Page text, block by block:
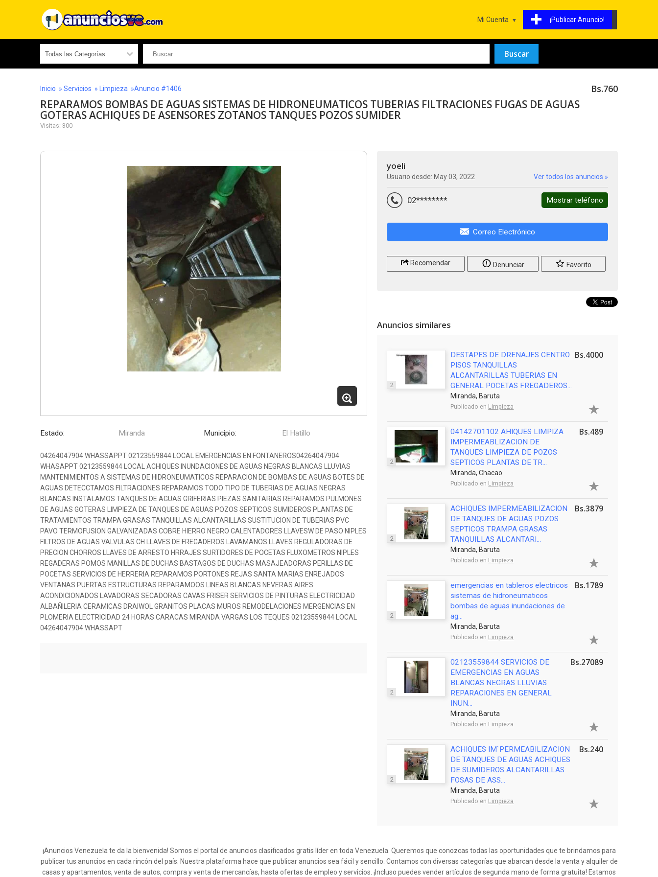
¡Publicar Anuncio!
Mi Cuenta
Inicio » Servicios » Limpieza »Anuncio #1406 Bs.760
REPARAMOS BOMBAS DE AGUAS SISTEMAS DE HIDRONEUMATICOS TUBERIAS FILTRACIONES FUGAS DE AGUAS
GOTERAS ACHIQUES DE ASENSORES ZOTANOS TANQUES POZOS SUMIDER
Visitas: 300
Estado: Miranda Municipio: El Hatillo
04264047904 WHASSAPPT 02123559844 LOCAL EMERGENCIAS EN FONTANEROS04264047904
WHASAPPT 02123559844 LOCAL ACHIQUES INUNDACIONES DE AGUAS NEGRAS BLANCAS LLUVIAS
MANTENIMIENTOS A SISTEMAS DE HIDRONEUMATICOS REPARACION DE BOMBAS DE AGUAS BOTES DE
AGUAS DETECCTAMOS FILTRACIONES REPARAMOS TODO TIPO DE TUBERIAS DE AGUAS NEGRAS
BLANCAS INSTALAMOS TANQUES DE AGUAS GRIFERIAS PIEZAS SANITARIAS REPARAMOS PULMONES
DE AGUAS GOTERAS LIMPIEZA DE TANQUES DE AGUAS POZOS SEPTICOS SUMIDEROS PLANTAS DE
TRATAMIENTOS TRAMPA GRASAS TANQUILLAS ALCANTARILLAS SUSTITUCION DE TUBERIAS PVC
PAVO TERMOFUSION GALVANIZADAS COBRE HIERRO NEGRO CALENTADORES LLAVESW DE PASO NIPLES
FILTROS DE AGUAS VALVULAS CH LLAVES DE FREGADEROS LAVAMANOS LLAVES REGULADORAS DE
PRECION CHORROS LLAVES DE ARRESTO HRRAJES SURTIDORES DE POCETAS FLUXOMETROS NIPLES
REGADERAS POMOS MANILLAS DE DUCHAS BASTAGOS DE DUCHAS MASAJEADORAS PERILLAS DE
POCETAS SERVICIOS DE HERRERIA REPARAMOS PORTONES REJAS SANTA MARIAS ENREJADOS
VENTANAS PUERTAS ESTRUCTURAS REPARAMOOS LINEAS BLANCAS NEVERAS AIRES
ACONDICIONADOS LAVADORAS SECADORAS CAVAS FRISER SERVICIOS DE PINTURAS ELECTRICIDAD
ALBAÑILERIA CERAMICAS DRAIWOL GRANITOS PLACAS MUROS REMODELACIONES MERGENCIAS EN
PLOMERIA ELECTRICIDAD 24 HORAS CARACAS MIRANDA VARGAS LOS TEQUES 02123559844 LOCAL
04264047904 WHASSAPT
yoeli
Usuario desde: May 03, 2022 Ver todos los anuncios »
02******** Mostrar teléfono
Correo Electrónico
Recomendar Denunciar Favorito
Anuncios similares
2
DESTAPES DE DRENAJES CENTRO
PISOS TANQUILLAS
ALCANTARILLAS TUBERIAS EN
GENERAL POCETAS FREGADEROS...
Miranda, Baruta
Publicado en Limpieza
Bs.4000
2
04142701102 AHIQUES LIMPIZA
IMPERMEABLIZACION DE
TANQUES LIMPIEZA DE POZOS
SEPTICOS PLANTAS DE TR...
Miranda, Chacao
Publicado en Limpieza
Bs.489
2
ACHIQUES IMPERMEABILIZACION
DE TANQUES DE AGUAS POZOS
SEPTICOS TRAMPA GRASAS
TANQUILLAS ALCANTARI...
Miranda, Baruta
Publicado en Limpieza
Bs.3879
2
emergencias en tableros electricos
sistemas de hidroneumaticos
bombas de aguas inundaciones de
ag...
Miranda, Baruta
Publicado en Limpieza
Bs.1789
2
02123559844 SERVICIOS DE
EMERGENCIAS EN AGUAS
BLANCAS NEGRAS LLUVIAS
REPARACIONES EN GENERAL
INUN...
Miranda, Baruta
Publicado en Limpieza
Bs.27089
2
ACHIQUES IM`PERMEABILIZACION
DE TANQUES DE AGUAS ACHIQUES
DE SUMIDEROS ALCANTARILLAS
FOSAS DE ASS...
Miranda, Baruta
Publicado en Limpieza
Bs.240
¡Anuncios Venezuela te da la bienvenida! Somos el portal de anuncios clasificados gratis líder en toda Venezuela. Queremos que conozcas todas las oportunidades que te brindamos para
publicar tus anuncios en cada rincón del país. Nuestra plataforma hace que publicar anuncios sea fácil y sencillo. Contamos con diversas categorías que abarcan desde la venta y alquiler de
casas y apartamentos, venta de autos, compra y venta de mercancías, hasta ofertas de empleo y servicios. ¡Incluso puedes vender artículos de segunda mano de forma gratuita! Estamos